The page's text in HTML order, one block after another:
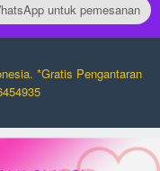
*Gratis Pengantaran
untuk pemesanan